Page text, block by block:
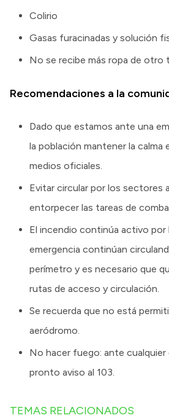
Colirio
Gasas furacinadas y solución
No se recibe más ropa de otro
Recomendaciones a la
Dado que estamos ante una
la población mantener la calma
medios oficiales.
Evitar circular por los sectores
entorpecer las tareas de
El incendio continúa activo por
emergencia continúan
perímetro y es necesario que
rutas de acceso y circulación.
Se recuerda que no está
aeródromo.
No hacer fuego: ante cualquier
pronto aviso al 103.
TEMAS RELACIONADOS